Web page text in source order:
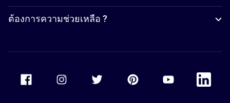
ต้องการความช่วยเหลือ ?
Accor Facebook Accor TwitterAccor PinterestAccor Youtube
Accor